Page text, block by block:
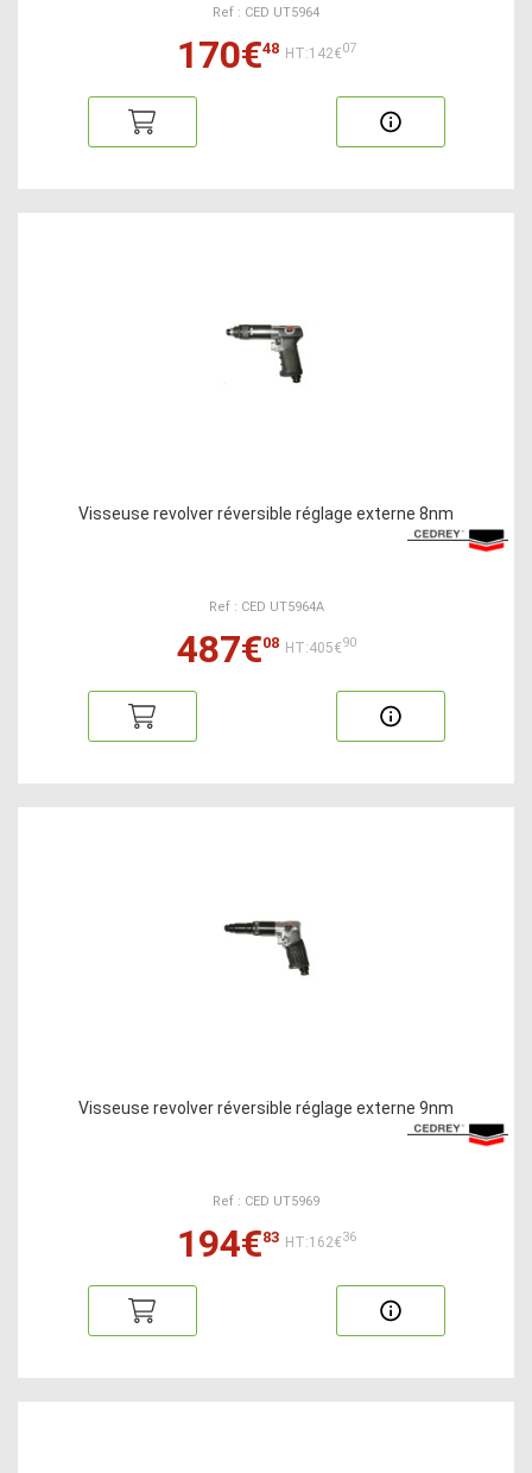
Ref : CED UT5964
170€48 HT:142€07
Visseuse revolver réversible réglage externe 8nm
Ref : CED UT5964A
487€08 HT:405€90
Visseuse revolver réversible réglage externe 9nm
Ref : CED UT5969
194€83 HT:162€36